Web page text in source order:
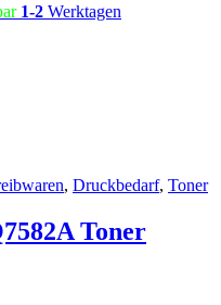
1-2 Werktagen
, Druckbedarf, Toner
Toner